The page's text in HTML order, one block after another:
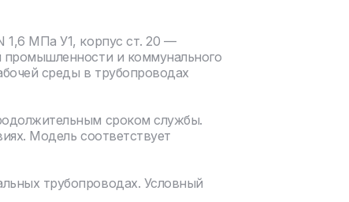
1,6 МПа У1, корпус ст. 20 —
промышленности и коммунального
среды в трубопроводах
сроком службы.
Модель соответствует
трубопроводах. Условный